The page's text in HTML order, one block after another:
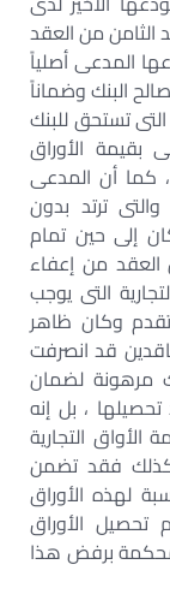
الثامن من العقد
المدعى أصلياً
البنك وضماناً
تستحق للبنك
بقيمة الأوراق
كما أن المدعى
ترتد بدون
إلى حين تمام
العقد من إعفاء
التى يوجب
وكان ظاهر
قد انصرفت
مرهونة لضمان
، بل إنه
التجارية
فقد تضمن
لهذه الأوراق
الأوراق
برفض هذا